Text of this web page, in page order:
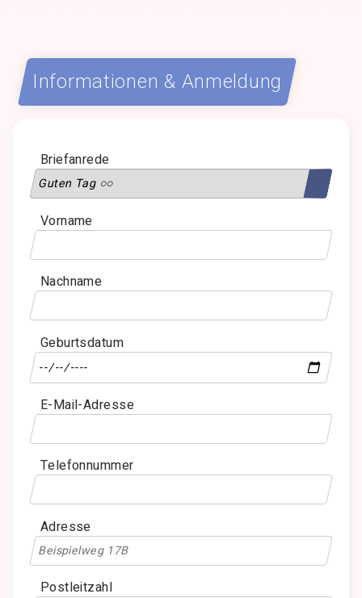
Informationen & Anmeldung
Briefanrede
Vorname
Nachname
Geburtsdatum
E-Mail-Adresse
Telefonnummer
Adresse
Postleitzahl